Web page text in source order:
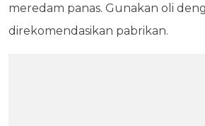
meredam panas. Gunakan oli
direkomendasikan pabrikan.